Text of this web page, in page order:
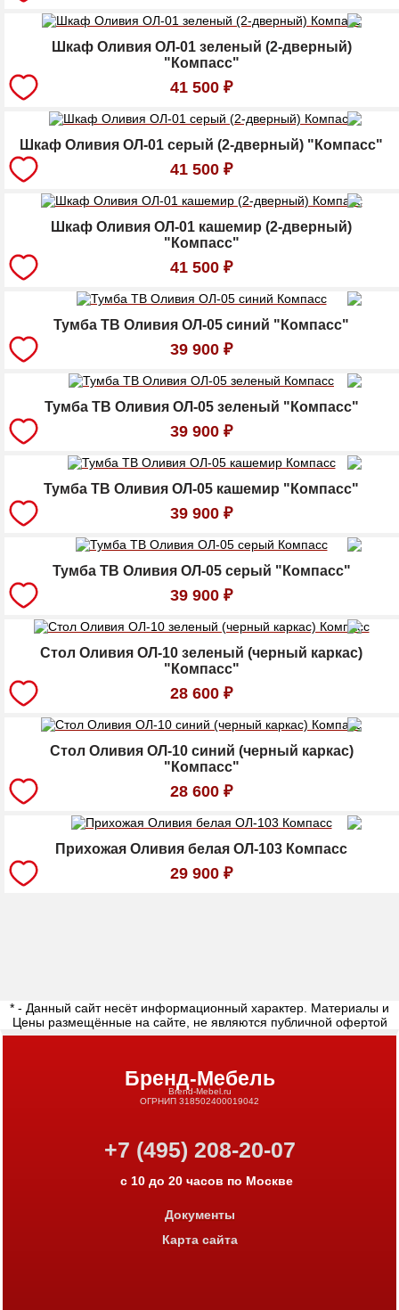
Шкаф Оливия ОЛ-01 зеленый (2-дверный)
"Компасс"
41 500 ₽
Шкаф Оливия ОЛ-01 серый (2-дверный) "Компасс"
41 500 ₽
Шкаф Оливия ОЛ-01 кашемир (2-дверный)
"Компасс"
41 500 ₽
Тумба ТВ Оливия ОЛ-05 синий "Компасс"
39 900 ₽
Тумба ТВ Оливия ОЛ-05 зеленый "Компасс"
39 900 ₽
Тумба ТВ Оливия ОЛ-05 кашемир "Компасс"
39 900 ₽
Тумба ТВ Оливия ОЛ-05 серый "Компасс"
39 900 ₽
Стол Оливия ОЛ-10 зеленый (черный каркас)
"Компасс"
28 600 ₽
Стол Оливия ОЛ-10 синий (черный каркас)
"Компасс"
28 600 ₽
Прихожая Оливия белая ОЛ-103 Компасс
29 900 ₽
* - Данный сайт несёт информационный характер. Материалы и
Цены размещённые на сайте, не являются публичной офертой
Бренд-Мебель
Brend-Mebel.ru
ОГРНИП 318502400019042
+7 (495) 208-20-07
с 10 до 20 часов по Москве
Документы
Карта сайта